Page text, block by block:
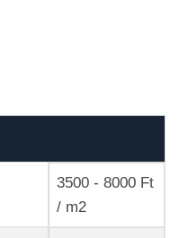
3500 - 8000 Ft
/ m2